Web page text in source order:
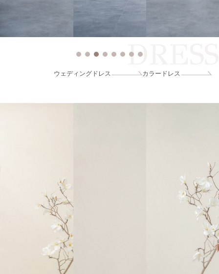
DRESS
ウェディングドレス カラードレス